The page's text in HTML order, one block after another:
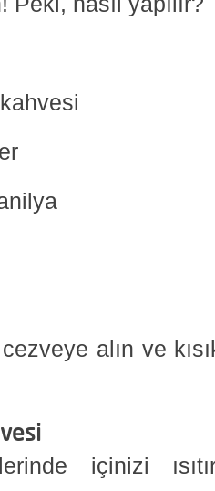
alın ve
içinizi